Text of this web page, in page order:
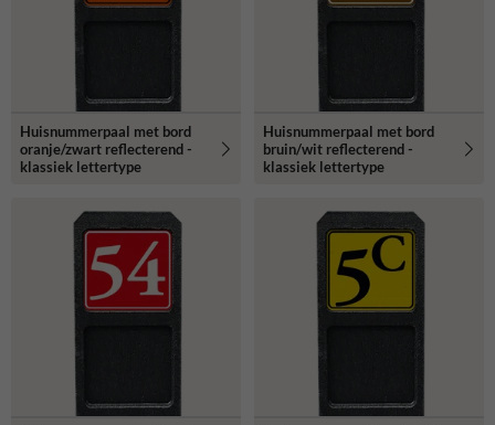
Huisnummerpaal met bord
oranje/zwart reflecterend -
klassiek lettertype
Huisnummerpaal met bord
bruin/wit reflecterend -
klassiek lettertype